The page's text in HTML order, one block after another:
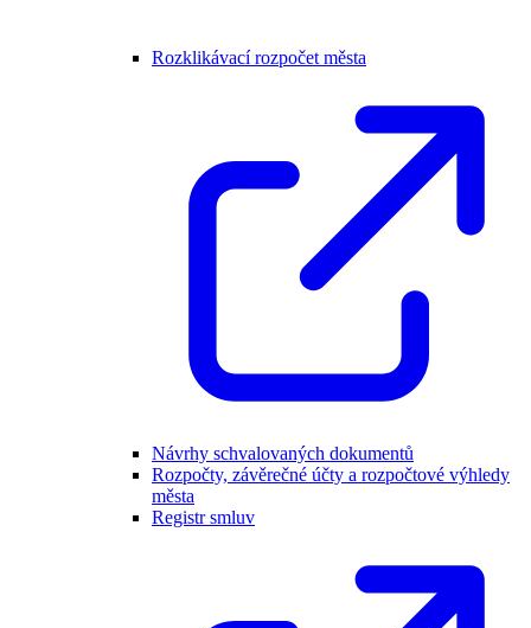
Rozklikávací rozpočet města
Návrhy schvalovaných dokumentů
Rozpočty, závěrečné účty a rozpočtové výhledy
města
Registr smluv